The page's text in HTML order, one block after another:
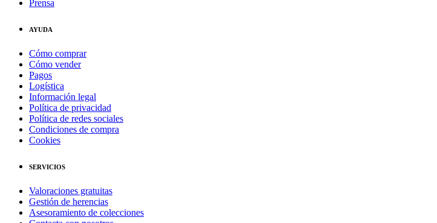
Prensa
AYUDA
Cómo comprar
Cómo vender
Pagos
Logística
Información legal
Política de privacidad
Política de redes sociales
Condiciones de compra
Cookies
SERVICIOS
Valoraciones gratuitas
Gestión de herencias
Asesoramiento de colecciones